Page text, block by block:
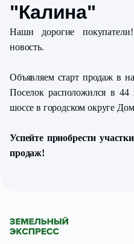
"Калина"
Наши дорогие
новость.
Объявляем старт продаж в
Поселок расположился в
шоссе в городском округе
Успейте приобрести
продаж!